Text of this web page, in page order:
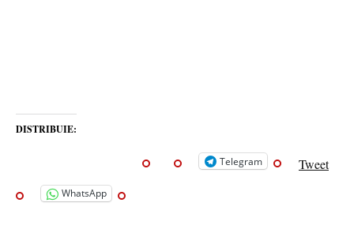
DISTRIBUIE:
Telegram Tweet
WhatsApp